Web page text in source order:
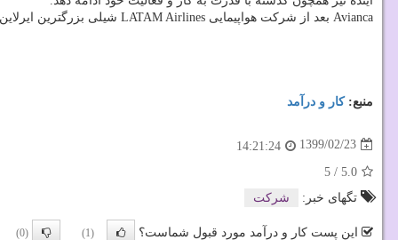
Avianca بعد از شرکت هواپیمایی LATAM Airlines شیلی بزرگترین ایرلاین در منطقه آمریکای لاتین و بعد از هلند نیز قدیمی ترین هواپیمایی جهان بشمار می رود.
منبع:كار و درآمد
1399/02/23
14:21:24
5.0
/
5
تگهای خبر:
شركت
این پست کار و درآمد مورد قبول شماست؟ (1)
(0)